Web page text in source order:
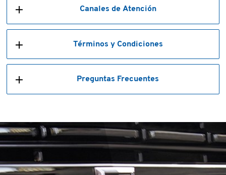
Canales de Atención
Términos y Condiciones
Preguntas Frecuentes